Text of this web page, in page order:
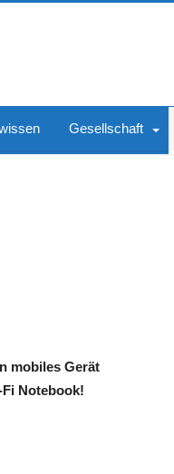
Gesellschaft
mobiles Gerät
Notebook!